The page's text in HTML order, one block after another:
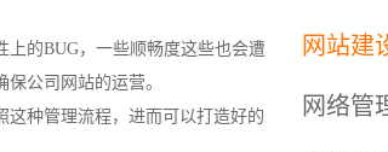
的BUG，一些顺畅度这些也会遭
公司网站的运营。
这种管理流程，进而可以打造好的
网站建
网络管